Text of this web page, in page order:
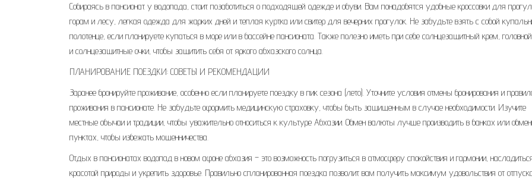
Собираясь в пансионат у водопада, стоит позаботиться о подходящей одежде и обуви. Вам понадобятся удобные кроссовки для
горам и лесу, легкая одежда для жарких дней и теплая куртка или свитер для вечерних прогулок. Не забудьте взять с собой
полотенце, если планируете купаться в море или в бассейне пансионата. Также полезно иметь при себе солнцезащитный крем,
и солнцезащитные очки, чтобы защитить себя от яркого абхазского солнца.
ПЛАНИРОВАНИЕ ПОЕЗДКИ: СОВЕТЫ И РЕКОМЕНДАЦИИ
Заранее бронируйте проживание, особенно если планируете поездку в пик сезона (лето). Уточните условия отмены бронирования и
проживания в пансионате. Не забудьте оформить медицинскую страховку, чтобы быть защищенным в случае необходимости. Изучите
местные обычаи и традиции, чтобы уважительно относиться к культуре Абхазии. Обмен валюты лучше производить в банках или
пунктах, чтобы избежать мошенничества.
Отдых в пансионатах водопад в новом афоне абхазия – это возможность погрузиться в атмосферу спокойствия и гармонии,
красотой природы и укрепить здоровье. Правильно спланированная поездка позволит вам получить максимум удовольствия от